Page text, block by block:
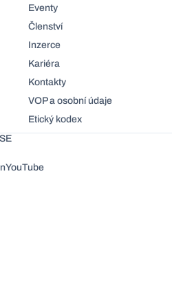
Eventy
Členství
Inzerce
Kariéra
Kontakty
VOP a osobní údaje
Etický kodex
YouTube